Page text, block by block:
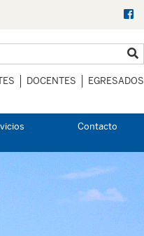
DOCENTES EGRESADOS
Contacto